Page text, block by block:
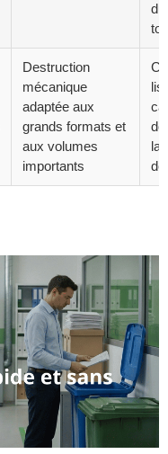
Destruction
mécanique
adaptée aux
grands formats et
aux volumes
importants
la